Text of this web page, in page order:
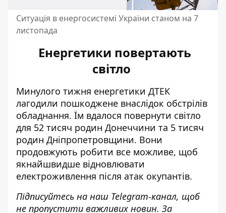
Ситуація в енергосистемі України станом на 7
листопада
Енергетики повертають
світло
Минулого тижня енергетики ДТЕК
лагодили пошкоджене внаслідок обстрілів
обладнання. Їм вдалося повернути світло
для 52 тисяч родин Донеччини та 5 тисяч
родин Дніпропетровщини. Вони
продовжують робити все можливе, щоб
якнайшвидше відновлювати
електроживлення після атак окупантів.
Підписуйтесь на наш Telegram-канал, щоб
не пропустити важливих новин. За